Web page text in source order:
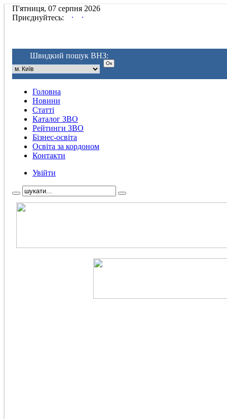
П'ятниця, 07 серпня 2026
Приєднуйтесь:
. .
Швидкий пошук ВНЗ:
Головна
Новини
Статті
Каталог ЗВО
Рейтинги ЗВО
Бізнес-освіта
Освіта за кордоном
Контакти
Увійти